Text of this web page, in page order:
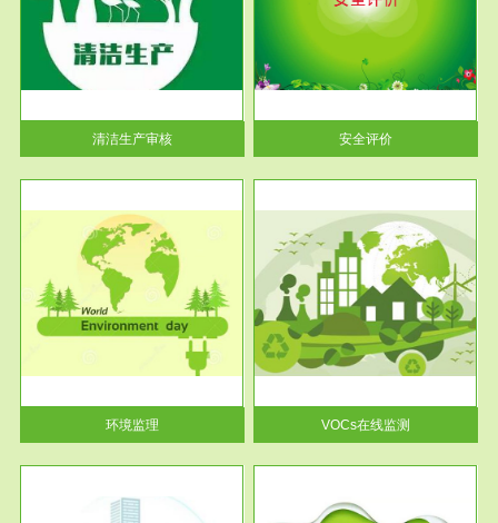
清洁生产审核
安全评价
安全评价安全评价目的是查找、
分析和预测工程、系统、生产经
营活...
安全评价
环境监理
服务范围
VOCs在线监测
根据《重点区域大气污染防
治“十二五”规划》有机废气净化
率达...
VOCs在线监测